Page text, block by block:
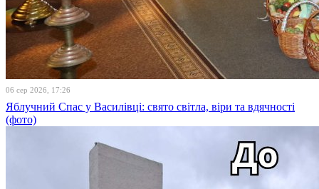
06 сер 2026, 17:26
Яблучний Спас у Василівці: свято світла, віри та вдячності
(фото)